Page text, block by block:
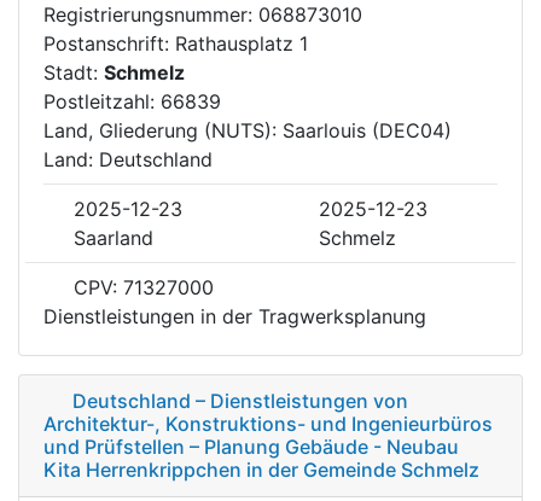
Registrierungsnummer: 068873010
Postanschrift: Rathausplatz 1
Stadt: Schmelz
Postleitzahl: 66839
Land, Gliederung (NUTS): Saarlouis (DEC04)
Land: Deutschland
2025-12-23
2025-12-23
Saarland
Schmelz
CPV: 71327000
Dienstleistungen in der Tragwerksplanung
Deutschland – Dienstleistungen von
Architektur-, Konstruktions- und Ingenieurbüros
und Prüfstellen – Planung Gebäude - Neubau
Kita Herrenkrippchen in der Gemeinde Schmelz